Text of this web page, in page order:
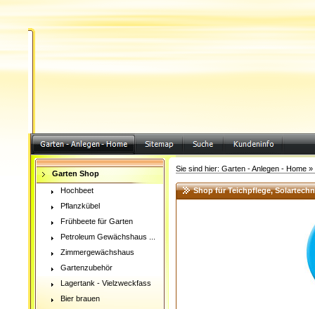
Garten Shop
Hochbeet
Pflanzkübel
Frühbeete für Garten
Petroleum Gewächshaus ...
Zimmergewächshaus
Gartenzubehör
Lagertank - Vielzweckfass
Bier brauen
Sie sind hier: Garten - Anlegen - Home »
Shop für Teichpflege,